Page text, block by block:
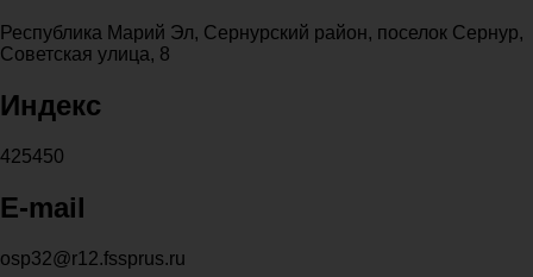
Республика Марий Эл, Сернурский район, поселок Сернур,
Советская улица, 8
Индекс
425450
E-mail
osp32@r12.fssprus.ru